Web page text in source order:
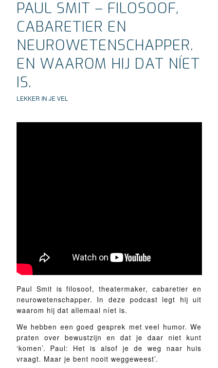
PAUL SMIT – FILOSOOF,
CABARETIER EN
NEUROWETENSCHAPPER.
EN WAAROM HIJ DAT NÍET
IS.
LEKKER IN JE VEL
Paul Smit is filosoof, theatermaker, cabaretier en
neurowetenschapper. In deze podcast legt hij uit
waarom hij dat allemaal níet is.
We hebben een goed gesprek met veel humor. We
praten over bewustzijn en dat je daar niet kunt
‘komen’. Paul: Het is alsof je de weg naar huis
vraagt. Maar je bent nooit weggeweest’.